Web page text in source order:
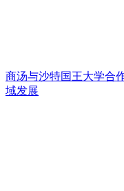
商汤与沙特国王大学合
域发展